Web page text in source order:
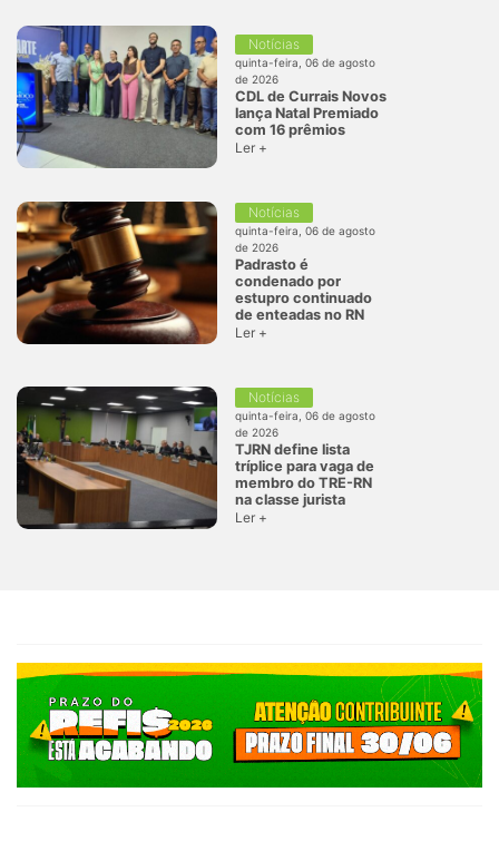
Notícias
quinta-feira, 06 de agosto
de 2026
CDL de Currais Novos
lança Natal Premiado
com 16 prêmios
Ler +
Notícias
quinta-feira, 06 de agosto
de 2026
Padrasto é
condenado por
estupro continuado
de enteadas no RN
Ler +
Notícias
quinta-feira, 06 de agosto
de 2026
TJRN define lista
tríplice para vaga de
membro do TRE-RN
na classe jurista
Ler +